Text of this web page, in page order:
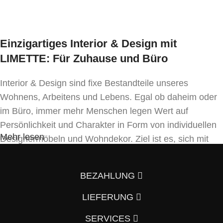
Einzigartiges Interior & Design mit
LIMETTE: Für Zuhause und Büro
Interior & Design sind fixe Bestandteile unseres
Wohnens, Arbeitens und Lebens. Egal ob daheim oder
im Büro, immer mehr Menschen legen Wert auf
Persönlichkeit und Charakter in Form von individuellen
Designermöbeln und Wohndekor. Ziel ist es, sich mit
von der Masse abzuheben.
Vorzimmer, Wohnzimmer, Schlafzimmer, Badezimmer
Mehr lesen
BEZAHLUNG
LIEFERUNG
SERVICES